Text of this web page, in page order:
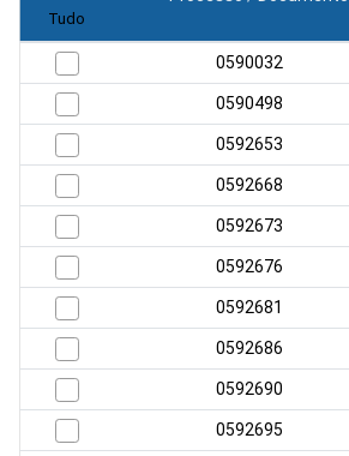
0590032
0590498
0592653
0592668
0592673
0592676
0592681
0592686
0592690
0592695